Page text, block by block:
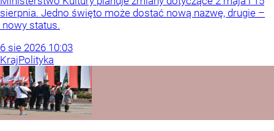
sierpnia. Jedno święto może dostać nową nazwę, drugie –
nowy status.
6 sie 2026 10:03
KrajPolityka